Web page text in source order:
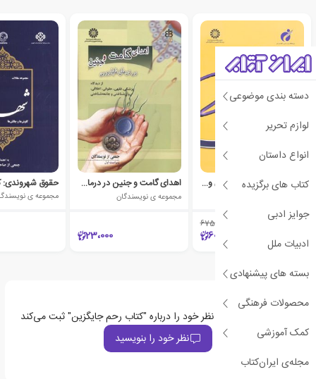
دسته بندی موضوعی
لوازم تحریر
انواع داستان
کتاب های برگزیده
جوایز ادبی
ادبیات ملل
بسته های پیشنهادی
محصولات فرهنگی
کمک آموزشی
مجله‌ی ایران‌کتاب
پیشگیری و درمان آسیبهای ورزشی
٪10 675،000
607،500
اهدای گامت و جنین در درمان ناباروری
مجموعه ی نویسندگان
23،000
مجموعه ی
اولین نفری باشید که نظر خود را درباره "کتاب رحم جایگزین" ثبت می‌کند
نظر خود را بنویسید